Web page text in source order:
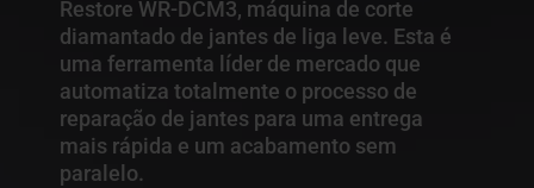
Restore WR-DCM3, máquina de corte
diamantado de jantes de liga leve. Esta é
uma ferramenta líder de mercado que
automatiza totalmente o processo de
reparação de jantes para uma entrega
mais rápida e um acabamento sem
paralelo.